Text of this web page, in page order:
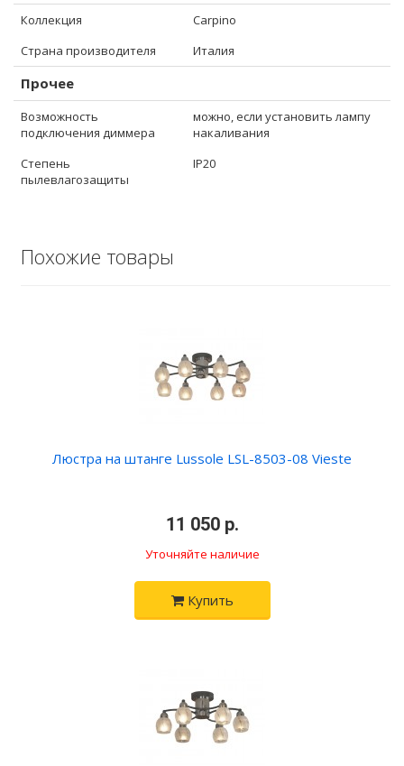
Коллекция
Carpino
Страна производителя
Италия
Прочее
Возможность
подключения диммера
можно, если установить лампу
накаливания
Степень
пылевлагозащиты
IP20
Похожие товары
Люстра на штанге Lussole LSL-8503-08 Vieste
11 050 р.
Уточняйте наличие
Купить